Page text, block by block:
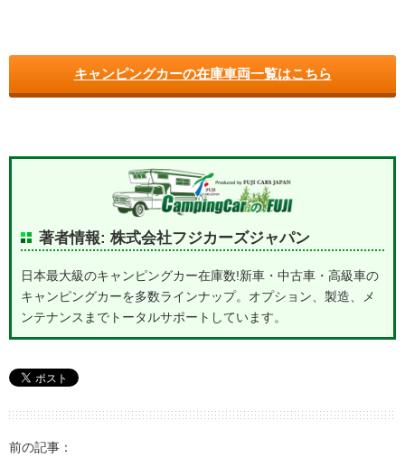
キャンピングカーの在庫車両一覧はこちら
著者情報: 株式会社フジカーズジャパン
日本最大級のキャンピングカー在庫数!新車・中古車・高級車の
キャンピングカーを多数ラインナップ。オプション、製造、メ
ンテナンスまでトータルサポートしています。
前の記事：